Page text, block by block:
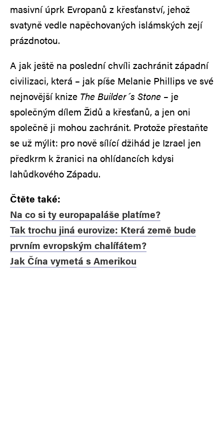
masivní úprk Evropanů z křesťanství, jehož
svatyně vedle napěchovaných islámských zejí
prázdnotou.
A jak ještě na poslední chvíli zachránit západní
civilizaci, která – jak píše Melanie Phillips ve své
nejnovější knize The Builder´s Stone – je
společným dílem Židů a křesťanů, a jen oni
společně ji mohou zachránit. Protože přestaňte
se už mýlit: pro nově sílící džihád je Izrael jen
předkrm k žranici na ohlídancích kdysi
lahůdkového Západu.
Čtěte také:
Na co si ty europapaláše platíme?
Tak trochu jiná eurovize: Která země bude
prvním evropským chalífátem?
Jak Čína vymetá s Amerikou